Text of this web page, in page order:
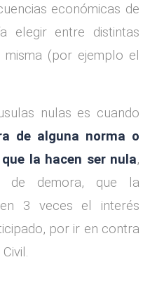
económicas de
elegir entre distintas
(por ejemplo el
nulas es cuando
de alguna norma o
la hacen ser nula,
de demora, que la
en 3 veces el interés
por ir en contra